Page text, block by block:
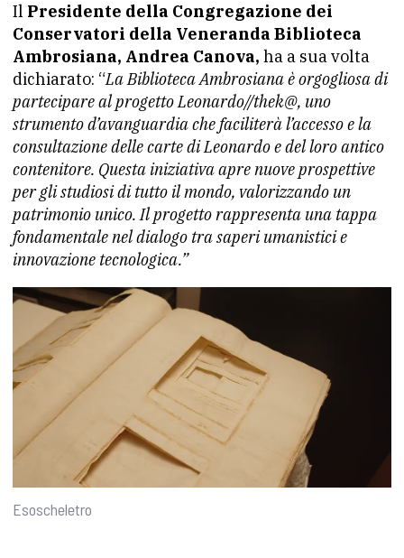
Il Presidente della Congregazione dei
Conservatori della Veneranda Biblioteca
Ambrosiana, Andrea Canova, ha a sua volta
dichiarato: “La Biblioteca Ambrosiana è orgogliosa di
partecipare al progetto Leonardo//thek@, uno
strumento d’avanguardia che faciliterà l’accesso e la
consultazione delle carte di Leonardo e del loro antico
contenitore. Questa iniziativa apre nuove prospettive
per gli studiosi di tutto il mondo, valorizzando un
patrimonio unico. Il progetto rappresenta una tappa
fondamentale nel dialogo tra saperi umanistici e
innovazione tecnologica.”
Esoscheletro